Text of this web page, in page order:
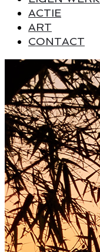
ACTIE
ART
CONTACT